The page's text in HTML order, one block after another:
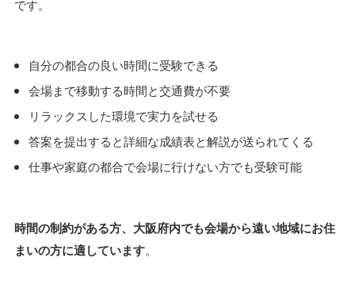
です。
自分の都合の良い時間に受験できる
会場まで移動する時間と交通費が不要
リラックスした環境で実力を試せる
答案を提出すると詳細な成績表と解説が送られてくる
仕事や家庭の都合で会場に行けない方でも受験可能
時間の制約がある方、大阪府内でも会場から遠い地域にお住
まいの方に適しています。